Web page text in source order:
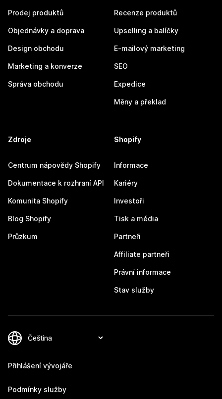
Prodej produktů
Objednávky a doprava
Design obchodu
Marketing a konverze
Správa obchodu
Recenze produktů
Upselling a balíčky
E-mailový marketing
SEO
Expedice
Měny a překlad
Zdroje
Centrum nápovědy Shopify
Dokumentace k rozhraní API
Komunita Shopify
Blog Shopify
Průzkum
Shopify
Informace
Kariéry
Investoři
Tisk a média
Partneři
Affiliate partneři
Právní informace
Stav služby
Přihlášení vývojáře
Podmínky služby